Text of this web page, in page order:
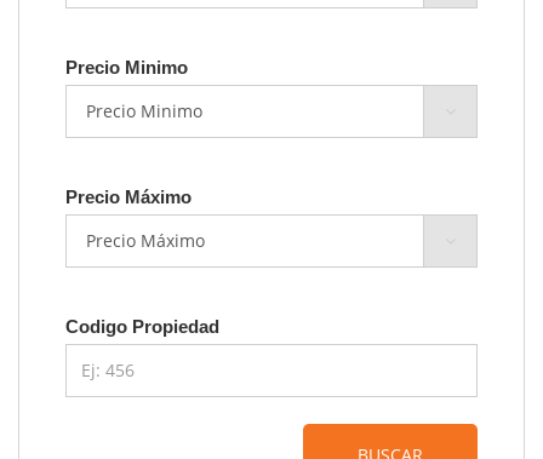
Precio Minimo
Precio Máximo
Codigo Propiedad
BUSCAR